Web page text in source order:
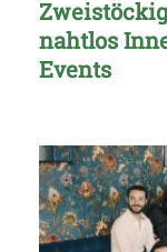
nahtlos
Events